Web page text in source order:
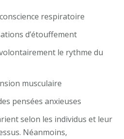
respiratoire
d’étouffement
le rythme du
musculaire
pensées anxieuses
selon les individus et leur
Néanmoins,